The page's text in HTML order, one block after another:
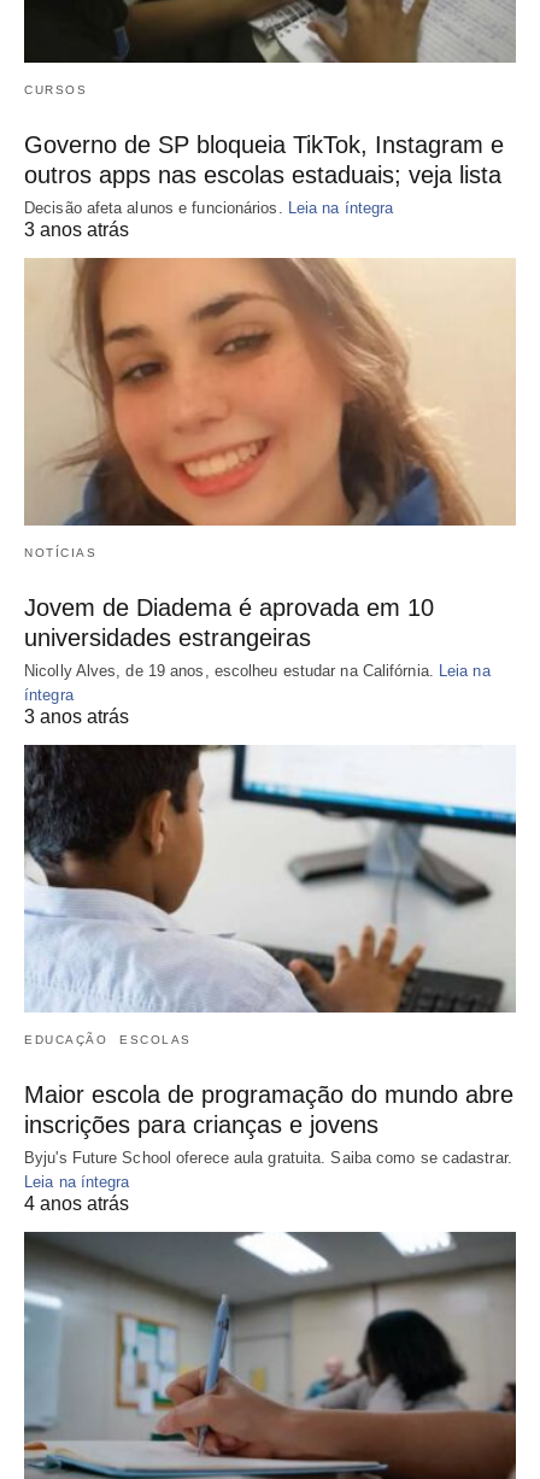
CURSOS
Governo de SP bloqueia TikTok, Instagram e
outros apps nas escolas estaduais; veja lista
Decisão afeta alunos e funcionários. Leia na íntegra
3 anos atrás
NOTÍCIAS
Jovem de Diadema é aprovada em 10
universidades estrangeiras
Nicolly Alves, de 19 anos, escolheu estudar na Califórnia.
Leia na
íntegra
3 anos atrás
EDUCAÇÃO ESCOLAS
Maior escola de programação do mundo abre
inscrições para crianças e jovens
Byju's Future School oferece aula gratuita. Saiba como se cadastrar.
Leia na íntegra
4 anos atrás